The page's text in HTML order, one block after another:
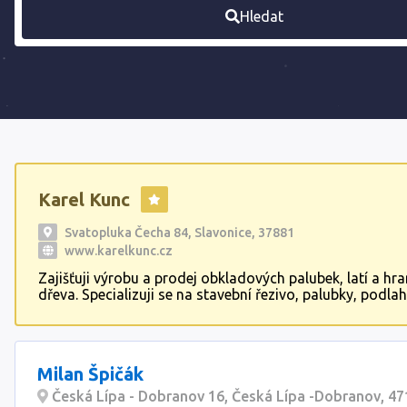
Hledat
Karel Kunc
Svatopluka Čecha 84, Slavonice, 37881
www.karelkunc.cz
Zajišťuji výrobu a prodej obkladových palubek, latí a
dřeva. Specializuji se na stavební řezivo, palubky,
borovice a modřínu. Nabízím také palivové dříví a
Možnost dopravy.
Milan Špičák
Česká Lípa - Dobranov 16, Česká Lípa -Dobranov,